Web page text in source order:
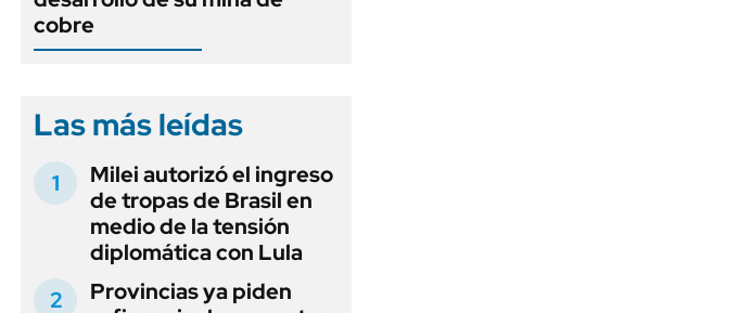
cobre
Las más leídas
Milei autorizó el ingreso
de tropas de Brasil en
medio de la tensión
diplomática con Lula
Provincias ya piden